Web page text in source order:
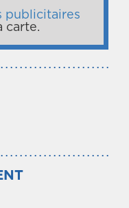
publicitaires
carte.